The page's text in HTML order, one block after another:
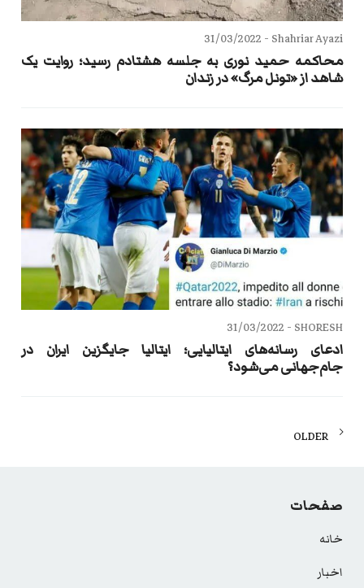
Shahriar Ayazi -
31/03/2022
محاکمه حمید نوری به جلسه هشتادم رسید؛ روایت یک
شاهد از «تونل مرگ» در زندان
SHORESH -
31/03/2022
ادعای رسانه‌های ایتالیایی؛ ایتالیا جایگزین ایران در
جام‌جهانی می‌شود؟
Posts
OLDER
صفحات
خانه
اخبار